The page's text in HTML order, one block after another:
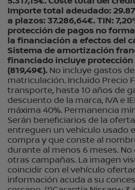
Importe total adeudado:
a plazos: 37.286,64€. TIN:
protección de pagos no
la financiación a efectos del
Sistema de amortización
financiado incluye protección
(819,49€). No incluye gastos
matriculación. Incluido Precio
transporte, hasta 10 años de
descuento de la marca, IVA e
máxima 40%. Permanencia
Serán beneficiarios de la
entreguen un vehículo usado
compra y que conste al
durante al menos 6 meses.
otras campañas. La imagen
coincidir con el vehículo
información acuda a su